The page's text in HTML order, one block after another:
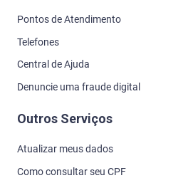
Pontos de Atendimento
Telefones
Central de Ajuda
Denuncie uma fraude digital
Outros Serviços
Atualizar meus dados
Como consultar seu CPF